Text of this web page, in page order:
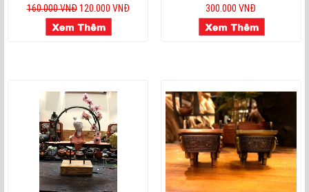
160.000 VNĐ 120.000 VNĐ 300.000 VNĐ